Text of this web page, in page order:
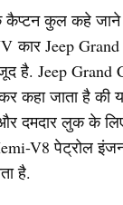
कुल कहे जाने
Jeep Grand
है. Jeep Grand
कहा जाता है की
दमदार लुक के
V8 पेट्रोल
है.